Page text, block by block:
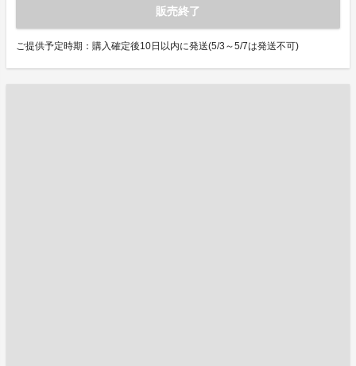
販売終了
ご提供予定時期：購入確定後10日以内に発送(5/3～5/7は発送不可)